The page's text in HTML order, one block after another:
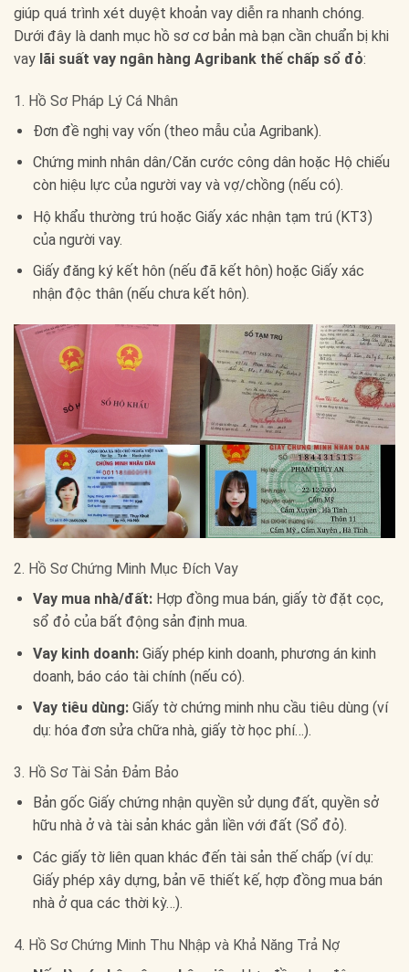
giúp quá trình xét duyệt khoản vay diễn ra nhanh chóng.
Dưới đây là danh mục hồ sơ cơ bản mà bạn cần chuẩn bị khi
vay lãi suất vay ngân hàng Agribank thế chấp sổ đỏ:
1. Hồ Sơ Pháp Lý Cá Nhân
Đơn đề nghị vay vốn (theo mẫu của Agribank).
Chứng minh nhân dân/Căn cước công dân hoặc Hộ chiếu
còn hiệu lực của người vay và vợ/chồng (nếu có).
Hộ khẩu thường trú hoặc Giấy xác nhận tạm trú (KT3)
của người vay.
Giấy đăng ký kết hôn (nếu đã kết hôn) hoặc Giấy xác
nhận độc thân (nếu chưa kết hôn).
2. Hồ Sơ Chứng Minh Mục Đích Vay
Vay mua nhà/đất:Hợp đồng mua bán, giấy tờ đặt cọc,
sổ đỏ của bất động sản định mua.
Vay kinh doanh:Giấy phép kinh doanh, phương án kinh
doanh, báo cáo tài chính (nếu có).
Vay tiêu dùng:Giấy tờ chứng minh nhu cầu tiêu dùng (ví
dụ: hóa đơn sửa chữa nhà, giấy tờ học phí…).
3. Hồ Sơ Tài Sản Đảm Bảo
Bản gốc Giấy chứng nhận quyền sử dụng đất, quyền sở
hữu nhà ở và tài sản khác gắn liền với đất (Sổ đỏ).
Các giấy tờ liên quan khác đến tài sản thế chấp (ví dụ:
Giấy phép xây dựng, bản vẽ thiết kế, hợp đồng mua bán
nhà ở qua các thời kỳ…).
4. Hồ Sơ Chứng Minh Thu Nhập và Khả Năng Trả Nợ